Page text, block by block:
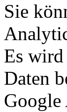
Sie
Es
Daten